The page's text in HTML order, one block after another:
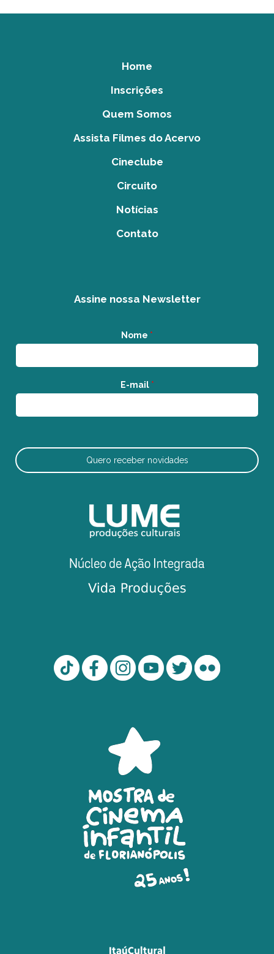
Home
Inscrições
Quem Somos
Assista Filmes do Acervo
Cineclube
Circuito
Notícias
Contato
Assine nossa Newsletter
Nome *
E-mail *
Quero receber novidades